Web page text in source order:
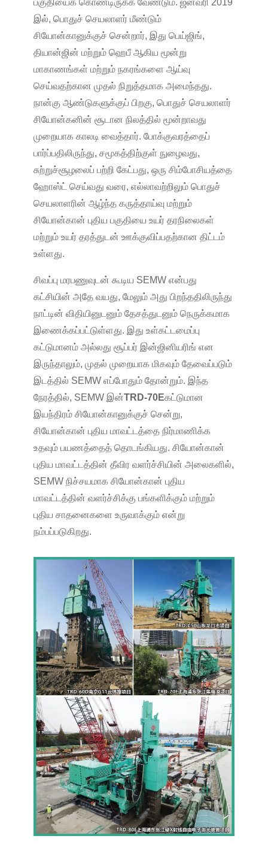
இல், பொதுச் செயலாளர் மீண்டும்
சியோன்கானுக்குச் சென்றார், இது பெய்ஜிங்,
தியான்ஜின் மற்றும் ஹெபீ ஆகிய மூன்று
மாகாணங்கள் மற்றும் நகரங்களை ஆய்வு
செய்வதற்கான முதல் நிறுத்தமாக அமைந்தது.
நான்கு ஆண்டுகளுக்குப் பிறகு, பொதுச் செயலாளர்
சியோன்கனின் சூடான நிலத்தில் மூன்றாவது
முறையாக காலடி வைத்தார். போக்குவரத்தைப்
பார்ப்பதிலிருந்து, சமூகத்திற்குள் நுழைவது,
சுற்றுச்சூழலைப் பற்றி கேட்பது, ஒரு சிம்போசியத்தை
ஹோஸ்ட் செய்வது வரை, எல்லாவற்றிலும் பொதுச்
செயலாளரின் ஆழ்ந்த கருத்தாய்வு மற்றும்
சியோன்கான் புதிய பகுதியை உயர் தரநிலைகள்
மற்றும் உயர் தரத்துடன் ஊக்குவிப்பதற்கான திட்டம்
உள்ளது.
சிவப்பு மரபணுவுடன் கூடிய SEMW என்பது
கட்சியின் அதே வயது, மேலும் அது பிறந்ததிலிருந்து
நாட்டின் விதியினுடனும் தேசத்துடனும் நெருக்கமாக
இணைக்கப்பட்டுள்ளது. இது உள்கட்டமைப்பு
கட்டுமானம் அல்லது சூப்பர் இன்ஜினியரிங் என
இருந்தாலும், முதல் முறையாக மிகவும் தேவைப்படும்
இடத்தில் SEMW எப்போதும் தோன்றும். இந்த
நேரத்தில், SEMW இன்TRD-70Eகட்டுமான
இயந்திரம் சியோன்கானுக்குச் சென்று,
சியோன்கான் புதிய மாவட்டத்தை நிர்மாணிக்க
உதவும் பயணத்தைத் தொடங்கியது. சியோன்கான்
புதிய மாவட்டத்தின் தீவிர வளர்ச்சியின் அலைகளில்,
SEMW நிச்சயமாக சியோன்கான் புதிய
மாவட்டத்தின் வளர்ச்சிக்கு பங்களிக்கும் மற்றும்
புதிய சாதனைகளை உருவாக்கும் என்று
நம்பப்படுகிறது.